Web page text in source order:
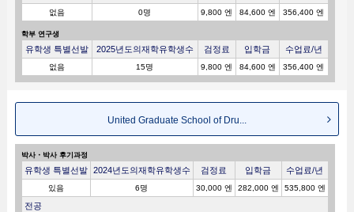
없음 0명 9,800 엔 84,600 엔 356,400 엔
학부 연구생
유학생 특별선발 2025년도의재학유학생수 검정료 입학금 수업료/년
없음 15명 9,800 엔 84,600 엔 356,400 엔
United Graduate School of Dru...
박사・박사 후기과정
유학생 특별선발 2024년도의재학유학생수 검정료 입학금 수업료/년
있음 6명 30,000 엔 282,000 엔 535,800 엔
전공